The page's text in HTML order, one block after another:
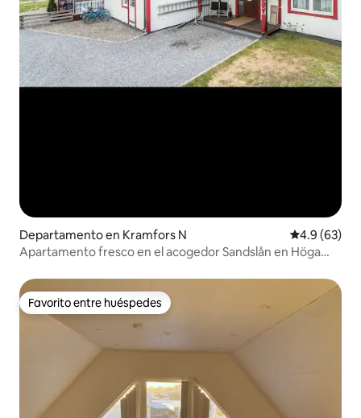
Departamento en Kramfors N Calificación
4.9 (63)
Apartamento fresco en el acogedor Sandslån en Höga
Favorito entre huéspedes
Favorito entre huéspedes